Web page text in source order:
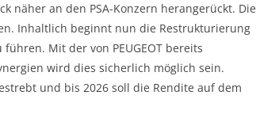
näher an den PSA-Konzern herangerückt. Die
Inhaltlich beginnt nun die Restrukturierung
Mit der von PEUGEOT bereits
wird dies sicherlich möglich sein.
und bis 2026 soll die Rendite auf dem